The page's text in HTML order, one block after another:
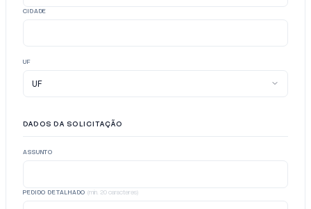
CIDADE
UF
DADOS DA SOLICITAÇÃO
ASSUNTO
PEDIDO DETALHADO(mín. 20 caracteres)